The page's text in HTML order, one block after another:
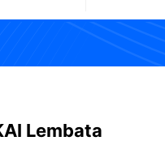
Lembata